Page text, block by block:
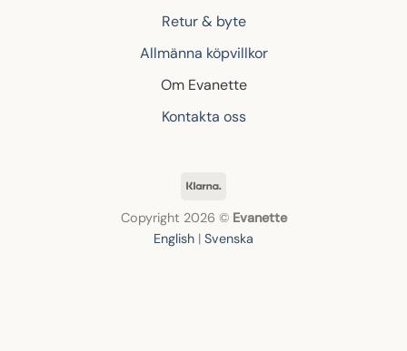
Retur & byte
Allmänna köpvillkor
Om Evanette
Kontakta oss
Klarna
Copyright 2026 © Evanette
English | Svenska